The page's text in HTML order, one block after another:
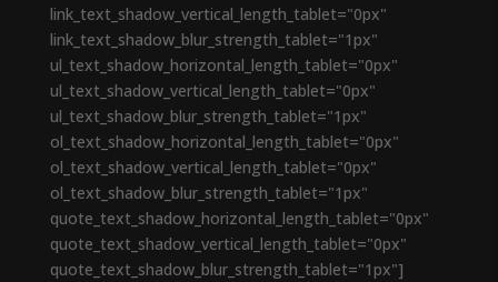
link_text_shadow_vertical_length_tablet="0px"
link_text_shadow_blur_strength_tablet="1px"
ul_text_shadow_horizontal_length_tablet="0px"
ul_text_shadow_vertical_length_tablet="0px"
ul_text_shadow_blur_strength_tablet="1px"
ol_text_shadow_horizontal_length_tablet="0px"
ol_text_shadow_vertical_length_tablet="0px"
ol_text_shadow_blur_strength_tablet="1px"
quote_text_shadow_horizontal_length_tablet="0px"
quote_text_shadow_vertical_length_tablet="0px"
quote_text_shadow_blur_strength_tablet="1px"]